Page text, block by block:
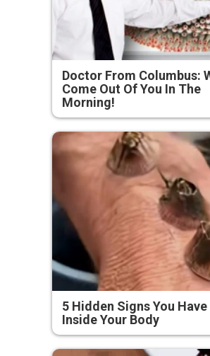
Doctor From Columbus:
Come Out Of You In The
Morning!
5 Hidden Signs You
Inside Your Body